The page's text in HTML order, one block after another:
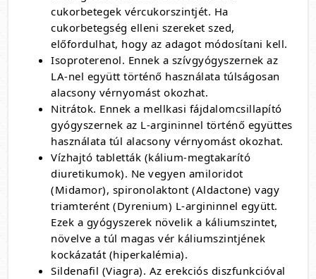
cukorbetegek vércukorszintjét. Ha
cukorbetegség elleni szereket szed,
előfordulhat, hogy az adagot módosítani kell.
Isoproterenol. Ennek a szívgyógyszernek az
LA-nel együtt történő használata túlságosan
alacsony vérnyomást okozhat.
Nitrátok. Ennek a mellkasi fájdalomcsillapító
gyógyszernek az L-argininnel történő együttes
használata túl alacsony vérnyomást okozhat.
Vízhajtó tabletták (kálium-megtakarító
diuretikumok). Ne vegyen amiloridot
(Midamor), spironolaktont (Aldactone) vagy
triamterént (Dyrenium) L-argininnel együtt.
Ezek a gyógyszerek növelik a káliumszintet,
növelve a túl magas vér káliumszintjének
kockázatát (hiperkalémia).
Sildenafil (Viagra). Az erekciós diszfunkcióval